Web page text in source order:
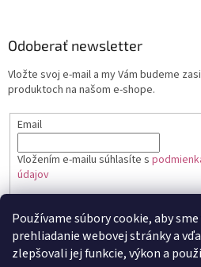
Používame súbory cookie, aby
prehliadanie webovej stránky a
zlepšovali jej funkcie, výkon a
Odoberať newsletter
Vložte svoj e-mail a my Vám budeme
produktoch na našom e-shope.
Email
Vložením e-mailu súhlasíte s
údajov
PRIHLÁSIŤ SA